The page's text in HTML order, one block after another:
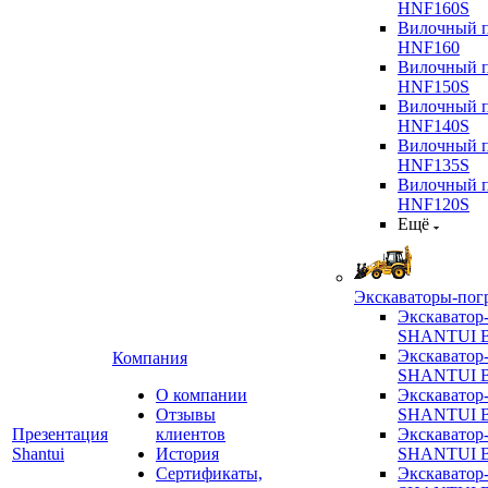
Презентация
Shantui
Компания
О компании
Отзывы
клиентов
История
Сертификаты,
HNF160S
Вилочный
HNF160
Вилочный
HNF150S
Вилочный
HNF140S
Вилочный
HNF135S
Вилочный
HNF120S
Ещё
Экскаваторы-
SHANTUI
SHANTUI
SHANTUI
SHANTUI